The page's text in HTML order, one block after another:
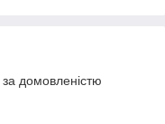
домовленістю